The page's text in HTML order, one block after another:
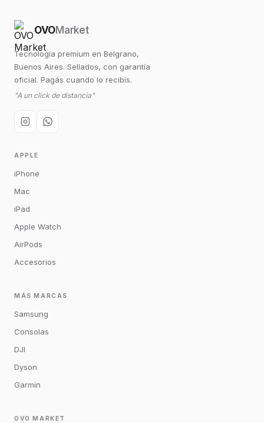
OVOMarket
Tecnología premium en Belgrano,
Buenos Aires. Sellados, con garantía
oficial. Pagás cuando lo recibís.
"A un click de distancia"
APPLE
iPhone
Mac
iPad
Apple Watch
AirPods
Accesorios
MÁS MARCAS
Samsung
Consolas
DJI
Dyson
Garmin
OVO MARKET